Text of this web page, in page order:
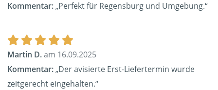
Kommentar:„Perfekt für Regensburg und Umgebung.“
Martin D.am 16.09.2025
Kommentar:„Der avisierte Erst-Liefertermin wurde
zeitgerecht eingehalten.“